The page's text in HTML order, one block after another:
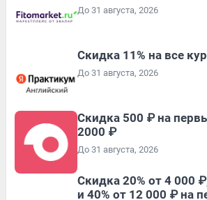
До 31 августа, 2026
Скидка 11% на все
До 31 августа, 2026
Скидка 500 ₽ на
2000 ₽
До 31 августа, 2026
Скидка 20% от 4 000
и 40% от 12 000 ₽ на